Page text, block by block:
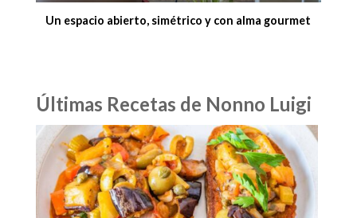
Un espacio abierto, simétrico y con alma gourmet
Últimas Recetas de Nonno Luigi